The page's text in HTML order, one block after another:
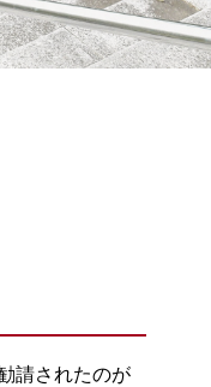
請されたのが